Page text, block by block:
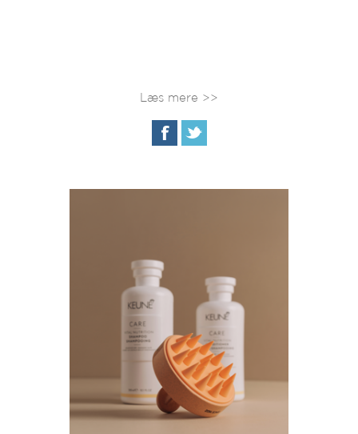
Læs mere >>